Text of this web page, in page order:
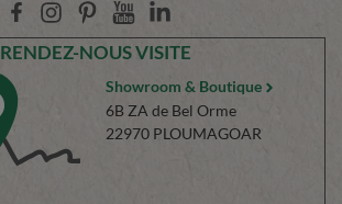
RENDEZ-NOUS VISITE
Showroom & Boutique
6B ZA de Bel Orme
22970 PLOUMAGOAR